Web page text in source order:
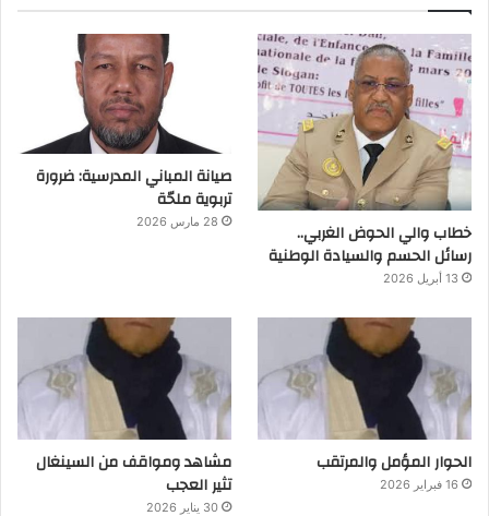
خطاب والي الحوض الغربي..
رسائل الحسم والسيادة الوطنية
13 أبريل 2026
صيانة المباني المدرسية: ضرورة
تربوية ملحّة
28 مارس 2026
الحوار المؤمل والمرتقب
16 فبراير 2026
مشاهد ومواقف من السينغال
تثير العجب
30 يناير 2026